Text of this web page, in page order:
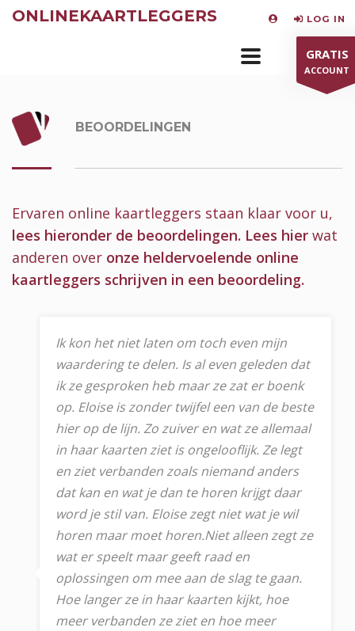
ONLINEKAARTLEGGERS LOG IN
GRATIS
ACCOUNT
BEOORDELINGEN
Ervaren online kaartleggers staan klaar voor u,
lees hieronder de beoordelingen. Lees hier wat
anderen over onze heldervoelende online
kaartleggers schrijven in een beoordeling.
Ik kon het niet laten om toch even mijn
waardering te delen. Is al even geleden dat
ik ze gesproken heb maar ze zat er boenk
op. Eloise is zonder twijfel een van de beste
hier op de lijn. Zo zuiver en wat ze allemaal
in haar kaarten ziet is ongelooflijk. Ze legt
en ziet verbanden zoals niemand anders
dat kan en wat je dan te horen krijgt daar
word je stil van. Eloise zegt niet wat je wil
horen maar moet horen.Niet alleen zegt ze
wat er speelt maar geeft raad en
oplossingen om mee aan de slag te gaan.
Hoe langer ze in haar kaarten kijkt, hoe
meer verbanden ze ziet en hoe meer